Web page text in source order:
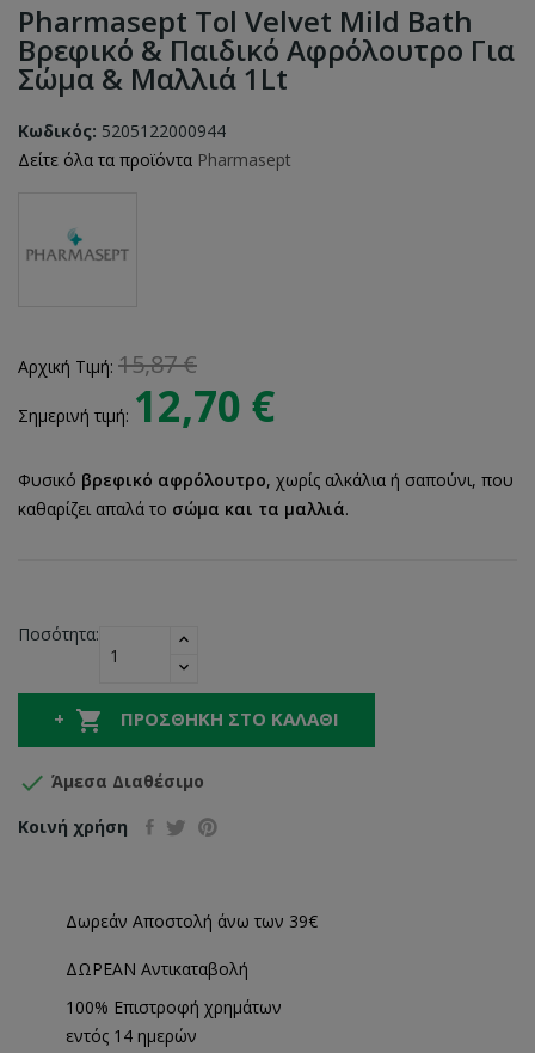
Pharmasept Tol Velvet Mild Bath
Βρεφικό & Παιδικό Αφρόλουτρο Για
Σώμα & Μαλλιά 1Lt
Κωδικός: 5205122000944
Δείτε όλα τα προϊόντα Pharmasept
Αρχική Τιμή: 15,87 €
Σημερινή τιμή: 12,70 €
Φυσικό βρεφικό αφρόλουτρο, χωρίς αλκάλια ή σαπούνι, που
καθαρίζει απαλά το σώμα και τα μαλλιά.
Ποσότητα:
 ΠΡΟΣΘΉΚΗ ΣΤΟ ΚΑΛΆΘΙ
 Άμεσα Διαθέσιμο
Κοινή χρήση
Δωρεάν Αποστολή άνω των 39€
ΔΩΡΕΑΝ Αντικαταβολή
100% Επιστροφή χρημάτων
εντός 14 ημερών